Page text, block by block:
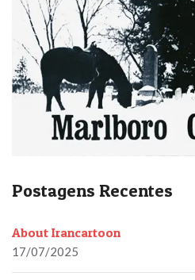
Postagens Recentes
About Irancartoon
17/07/2025